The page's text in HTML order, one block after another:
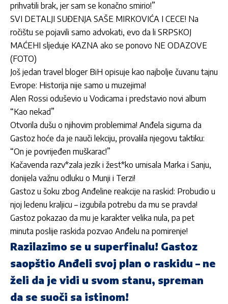
prihvatili brak, jer sam se konačno smirio!”
SVI DETALJI SUĐENJA SAŠE MIRKOVIĆA I CECE! Na
ročištu se pojavili samo advokati, evo da li SRPSKOJ
MAĆEHI sljeduje KAZNA ako se ponovo NE ODAZOVE
(FOTO)
Još jedan travel bloger BiH opisuje kao najbolje čuvanu tajnu
Evrope: Historija nije samo u muzejima!
Alen Rossi oduševio u Vodicama i predstavio novi album
“Kao nekad”
Otvorila dušu o njihovim problemima! Anđela sigurna da
Gastoz hoće da je nauči lekciju, provalila njegovu taktiku:
“On je povrijeđen muškarac!”
Kačavenda razv*zala jezik i žest*ko urnisala Marka i Sanju,
donijela važnu odluku o Munji i Terzi!
Gastoz u šoku zbog Anđeline reakcije na raskid: Probudio u
njoj ledenu kraljicu – izgubila potrebu da mu se pravda!
Gastoz pokazao da mu je karakter velika nula, pa pet
minuta poslije raskida pozvao Anđelu na pomirenje!
Razilazimo se u superfinalu! Gastoz
saopštio Anđeli svoj plan o raskidu – ne
želi da je vidi u svom stanu, spreman
da se suoči sa istinom!